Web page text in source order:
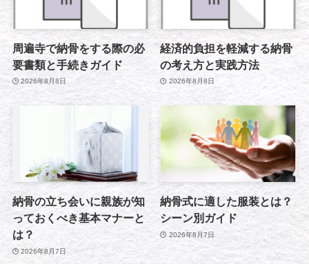
周遍寺で納骨をする際の必
要書類と手続きガイド
2026年8月8日
経済的負担を軽減する納骨
の考え方と実践方法
2026年8月8日
納骨の立ち会いに親族が知
っておくべき基本マナーと
は？
2026年8月7日
納骨式に適した服装とは？
シーン別ガイド
2026年8月7日